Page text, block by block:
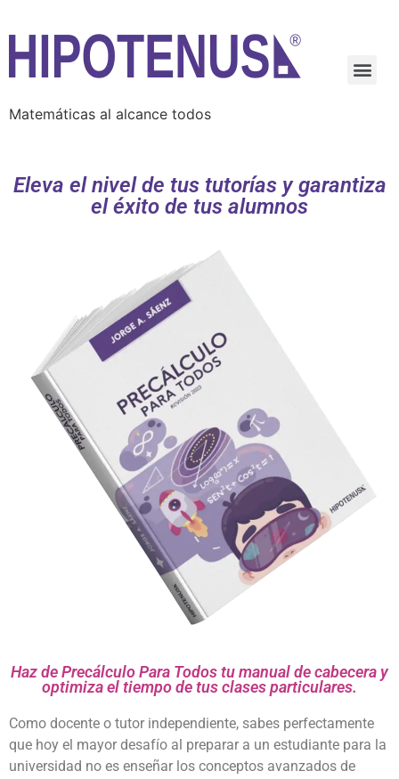
Matemáticas al alcance todos
Eleva el nivel de tus tutorías y garantiza
el éxito de tus alumnos
Haz de Precálculo Para Todos tu manual de cabecera y
optimiza el tiempo de tus clases particulares.
Como docente o tutor independiente, sabes perfectamente
que hoy el mayor desafío al preparar a un estudiante para la
universidad no es enseñar los conceptos avanzados de